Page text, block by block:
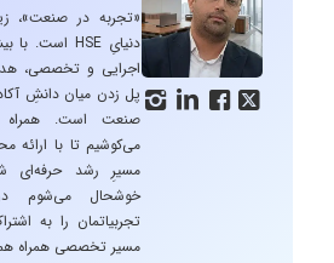
   
«تجربه در صنعت»،
اجرایی و تخصصی،
پل زدن میان دانشِ
صنعت است. همراه
می‌کوشیم تا با ارائه
مسیرِ رشد حرفه‌ای
خوشحال می‌شوم
تجربیاتمان را به
مسیر تخصصی همراه